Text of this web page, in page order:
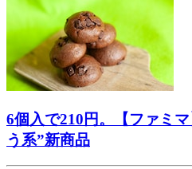
6個入で210円。【ファミ
う系”新商品